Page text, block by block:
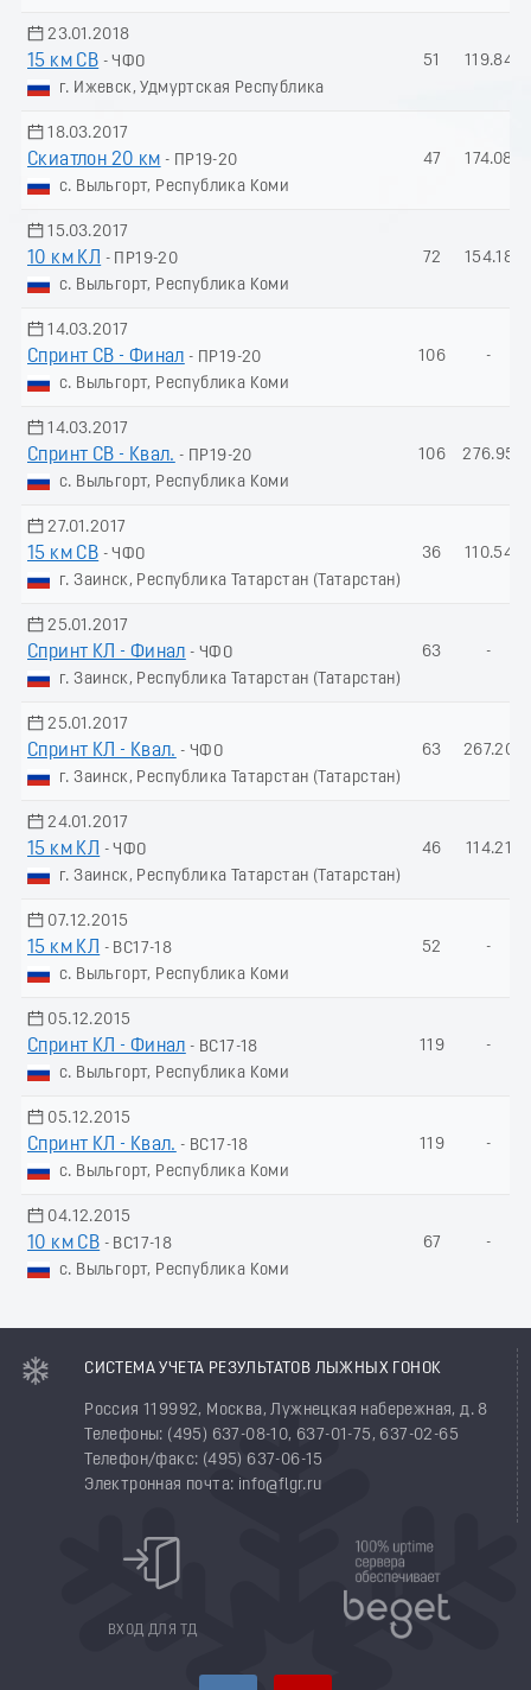
23.01.2018
15 км СВ - ЧФО
г. Ижевск, Удмуртская Республика
51 119.84
18.03.2017
Скиатлон 20 км - ПР19-20
с. Выльгорт, Республика Коми
47 174.08
15.03.2017
10 км КЛ
- ПР19-20
с. Выльгорт, Республика Коми
72 154.18
14.03.2017
Спринт СВ - Финал - ПР19-20
с. Выльгорт, Республика Коми
106 -
14.03.2017
Спринт СВ - Квал. - ПР19-20
с. Выльгорт, Республика Коми
106 276.95
27.01.2017
15 км СВ - ЧФО
г. Заинск, Республика Татарстан (Татарстан)
36 110.54
25.01.2017
Спринт КЛ - Финал - ЧФО
г. Заинск, Республика Татарстан (Татарстан)
63 -
25.01.2017
Спринт КЛ - Квал. - ЧФО
г. Заинск, Республика Татарстан (Татарстан)
63 267.20
24.01.2017
15 км КЛ
- ЧФО
г. Заинск, Республика Татарстан (Татарстан)
46 114.21
07.12.2015
15 км КЛ
- ВС17-18
с. Выльгорт, Республика Коми
52 -
05.12.2015
Спринт КЛ - Финал - ВС17-18
с. Выльгорт, Республика Коми
119 -
05.12.2015
Спринт КЛ - Квал. - ВС17-18
с. Выльгорт, Республика Коми
119 -
04.12.2015
10 км СВ - ВС17-18
с. Выльгорт, Республика Коми
67 -
СИСТЕМА УЧЕТА РЕЗУЛЬТАТОВ ЛЫЖНЫХ ГОНОК
Россия 119992, Москва, Лужнецкая набережная, д. 8
Телефоны: (495) 637-08-10, 637-01-75, 637-02-65
Телефон/факс: (495) 637-06-15
Электронная почта: info@flgr.ru
ВХОД ДЛЯ ТД